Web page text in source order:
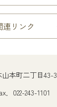
連リンク
本町二丁目43-3
022-243-1101